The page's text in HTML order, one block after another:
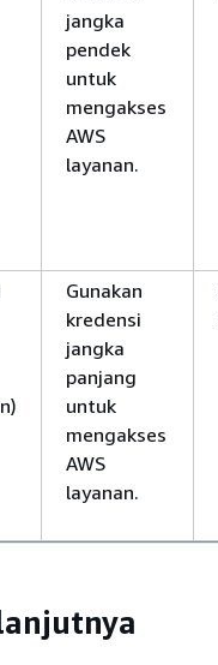
jangka
pendek
untuk
mengakses
AWS
layanan.
Gunakan
kredensi
jangka
panjang
untuk
mengakses
AWS
layanan.